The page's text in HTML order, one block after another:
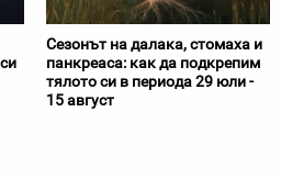
Сезонът на далака, стомаха и
панкреаса: как да подкрепим
тялото си в периода 29 юли -
15 август